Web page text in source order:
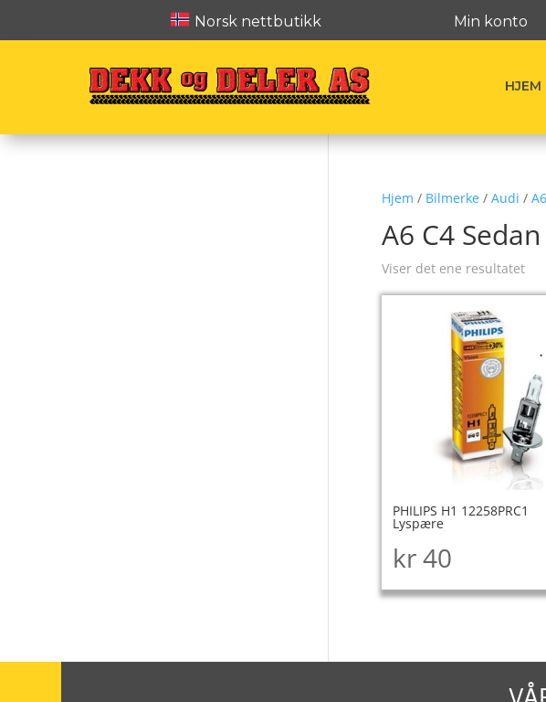
Norsk nettbutikk Min konto
HJEM
Hjem / Bilmerke/ Audi / A6
A6 C4
Viser det ene resultatet
PHILIPS H1 12258PRC1
Lyspære
kr40